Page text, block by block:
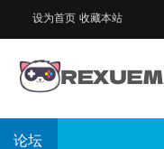
设为首页 收藏本站
论坛